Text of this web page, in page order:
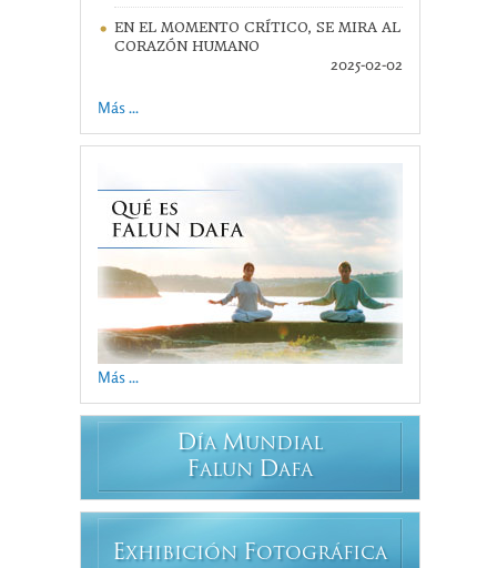
EN EL MOMENTO CRÍTICO, SE MIRA AL
CORAZÓN HUMANO
2025-02-02
Más ...
Más ...
DÍA MUNDIAL
FALUN DAFA
EXHIBICIÓN FOTOGRÁFICA